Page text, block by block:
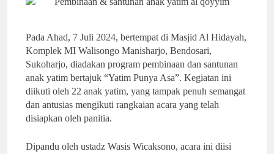
Bisa Menuntaskan
Kelulusan Ujian Juziyah
Santri Griya Tahfidz
Padasan
3 Minggu Ago
Program Pemberdayaan
Ekonomi Umat LAZ Al
Qoyyim dan Kemenag
Sukoharjo Resmi Dimulai
3 Minggu Ago
Pada Ahad, 7 Juli 2024, bertempat di Masjid Al Hidayah,
Komplek MI Walisongo Manisharjo, Bendosari,
Sukoharjo, diadakan program pembinaan dan santunan
anak yatim bertajuk “Yatim Punya Asa”. Kegiatan ini
diikuti oleh 22 anak yatim, yang tampak penuh semangat
dan antusias mengikuti rangkaian acara yang telah
disiapkan oleh panitia.
Dipandu oleh ustadz Wasis Wicaksono, acara ini diisi